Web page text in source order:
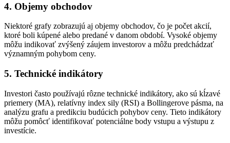
4. Objemy obchodov
Niektoré grafy zobrazujú aj objemy obchodov, čo je počet akcií,
ktoré boli kúpené alebo predané v danom období. Vysoké objemy
môžu indikovať zvýšený záujem investorov a môžu predchádzať
významným pohybom ceny.
5. Technické indikátory
Investori často používajú rôzne technické indikátory, ako sú kĺzavé
priemery (MA), relatívny index sily (RSI) a Bollingerove pásma, na
analýzu grafu a predikciu budúcich pohybov ceny. Tieto indikátory
môžu pomôcť identifikovať potenciálne body vstupu a výstupu z
investície.